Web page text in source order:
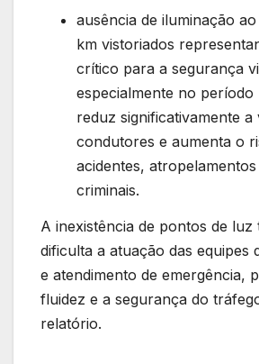
ausência de iluminação
km vistoriados
crítico para a segurança
especialmente no
reduz significativamente a
condutores e aumenta o
acidentes,
criminais.
A inexistência de pontos de luz
dificulta a atuação das equipes
e atendimento de emergência,
fluidez e a segurança do
relatório.